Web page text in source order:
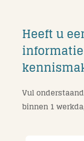
Heeft u
Vul
binnen 1